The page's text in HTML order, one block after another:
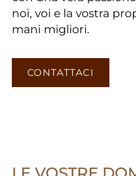
noi, voi e la vostra
mani migliori.
CONTATTACI